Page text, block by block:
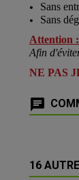
Sans
Sans
Attention :
Afin
NE PAS
16